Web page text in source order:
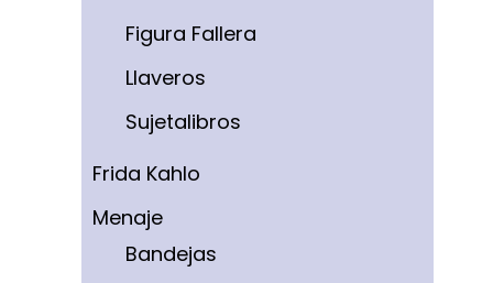
Figura Fallera
Llaveros
Sujetalibros
Frida Kahlo
Menaje
Bandejas